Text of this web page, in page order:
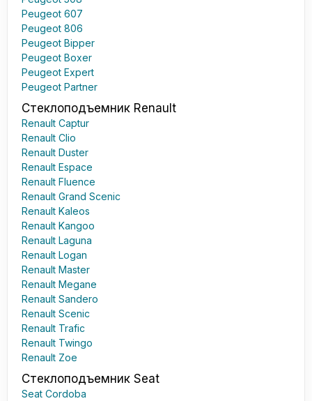
Peugeot 607
Peugeot 806
Peugeot Bipper
Peugeot Boxer
Peugeot Expert
Peugeot Partner
Стеклоподъемник Renault
Renault Captur
Renault Clio
Renault Duster
Renault Espace
Renault Fluence
Renault Grand Scenic
Renault Kaleos
Renault Kangoo
Renault Laguna
Renault Logan
Renault Master
Renault Megane
Renault Sandero
Renault Scenic
Renault Trafic
Renault Twingo
Renault Zoe
Стеклоподъемник Seat
Seat Cordoba